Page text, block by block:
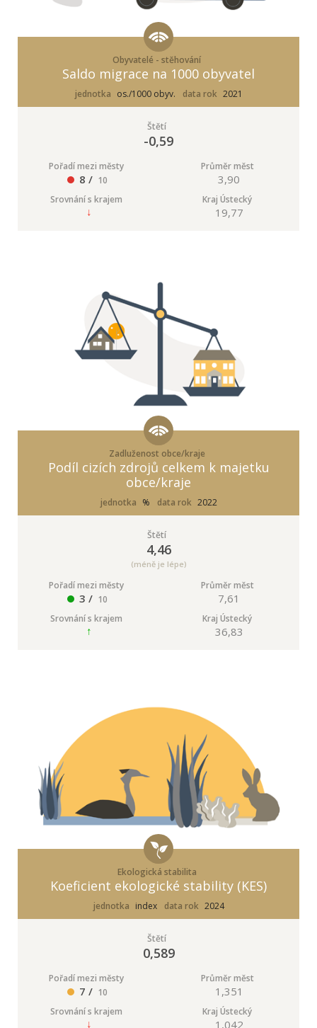
Obyvatelé - stěhování
Saldo migrace na 1000 obyvatel
jednotka os./1000 obyv. data rok 2021
Štětí
-0,59
Pořadí mezi městy
8 / 10
Průměr měst
3,90
Srovnání s krajem Kraj Ústecký
19,77
Zadluženost obce/kraje
Podíl cizích zdrojů celkem k majetku
obce/kraje
jednotka % data rok 2022
Štětí
4,46
(méně je lépe)
Pořadí mezi městy
3 / 10
Průměr měst
7,61
Srovnání s krajem Kraj Ústecký
36,83
Ekologická stabilita
Koeficient ekologické stability (KES)
jednotka index data rok 2024
Štětí
0,589
Pořadí mezi městy
7 / 10
Průměr měst
1,351
Srovnání s krajem Kraj Ústecký
1,042